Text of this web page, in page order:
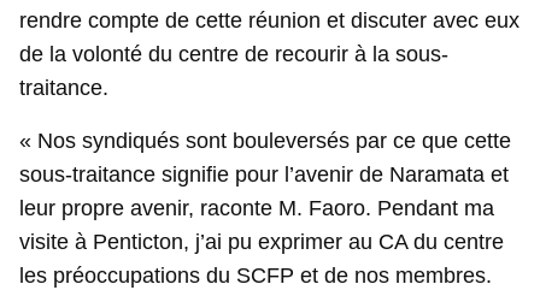
rendre compte de cette réunion et discuter avec eux
de la volonté du centre de recourir à la sous-
traitance.
« Nos syndiqués sont bouleversés par ce que cette
sous-traitance signifie pour l’avenir de Naramata et
leur propre avenir, raconte M. Faoro. Pendant ma
visite à Penticton, j’ai pu exprimer au CA du centre
les préoccupations du SCFP et de nos membres.